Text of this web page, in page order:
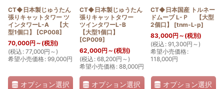
CT◆日本製じゅうたん
張りキャットタワー ツ
インタワーL-A 【大
型1個口】
[CP008]
70,000円 ～ (税別)
(税込 : 77,000円 ～)
希望小売価格: 99,000円
オプション選択
CT◆日本製じゅうたん
張りキャットタワー
ツインタワーL-B
【大型1個口】
[CP009]
62,000円 ～ (税別)
(税込 : 68,200円 ～)
希望小売価格: 88,000円
オプション選択
CT◆日本国産 トルネー
ドムーブ L-Ｐ 【大型
2個口】
[tnm-L-p]
83,000円 ～ (税別)
(税込 : 91,300円 ～)
希望小売価格:
118,000円
オプション選択